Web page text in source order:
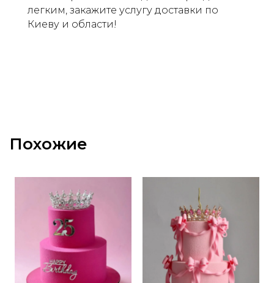
легким, закажите услугу доставки по
Киеву и области!
Похожие